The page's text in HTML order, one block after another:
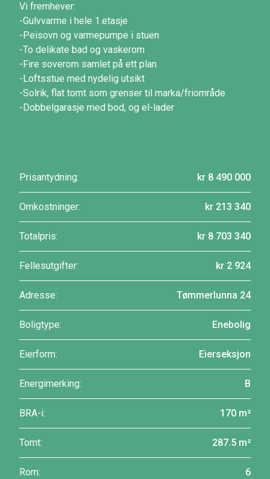
Vi fremhever:
-Gulvvarme i hele 1.etasje
-Peisovn og varmepumpe i stuen
-To delikate bad og vaskerom
-Fire soverom samlet på ett plan
-Loftsstue med nydelig utsikt
-Solrik, flat tomt som grenser til marka/friområde
-Dobbelgarasje med bod, og el-lader
Prisantydning: kr 8 490 000
Omkostninger: kr 213 340
Totalpris: kr 8 703 340
Fellesutgifter: kr 2 924
Adresse: Tømmerlunna 24
Boligtype: Enebolig
Eierform: Eierseksjon
Energimerking: B
BRA-i: 170 m²
Tomt: 287.5 m²
Rom: 6